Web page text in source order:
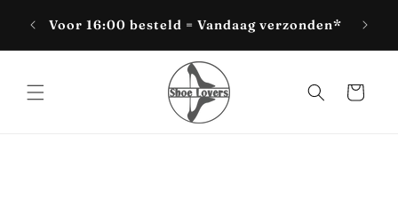
naar de
content
Voor 16:00 besteld = Vandaag verzonden*
Winkelwagen